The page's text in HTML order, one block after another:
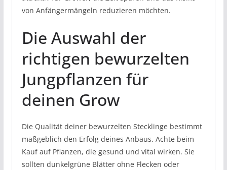
von Anfängermängeln reduzieren möchten.
Die Auswahl der
richtigen bewurzelten
Jungpflanzen für
deinen Grow
Die Qualität deiner bewurzelten Stecklinge bestimmt
maßgeblich den Erfolg deines Anbaus. Achte beim
Kauf auf Pflanzen, die gesund und vital wirken. Sie
sollten dunkelgrüne Blätter ohne Flecken oder